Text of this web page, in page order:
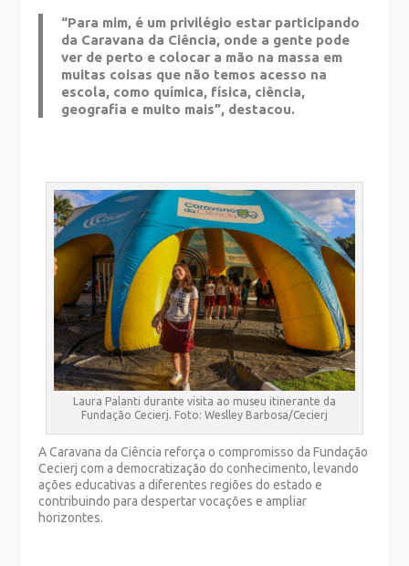
“Para mim, é um privilégio estar participando
da Caravana da Ciência, onde a gente pode
ver de perto e colocar a mão na massa em
muitas coisas que não temos acesso na
escola, como química, física, ciência,
geografia e muito mais”, destacou.
Laura Palanti durante visita ao museu itinerante da
Fundação Cecierj. Foto: Weslley Barbosa/Cecierj
A Caravana da Ciência reforça o compromisso da Fundação
Cecierj com a democratização do conhecimento, levando
ações educativas a diferentes regiões do estado e
contribuindo para despertar vocações e ampliar
horizontes.